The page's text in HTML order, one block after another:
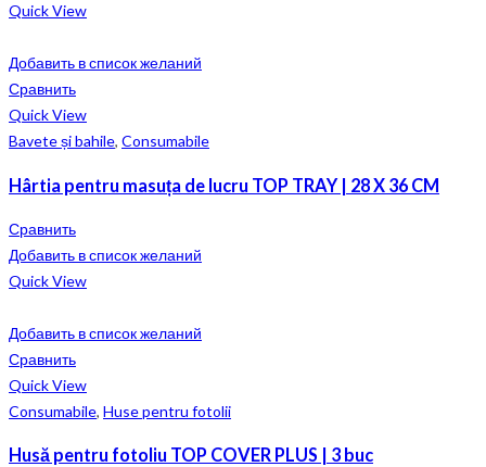
Quick View
Добавить в список желаний
Сравнить
Quick View
Bavete și bahile, Consumabile
Hârtia pentru masuța de lucru TOP TRAY | 28 X 36 CM
Сравнить
Добавить в список желаний
Quick View
Добавить в список желаний
Сравнить
Quick View
Consumabile, Huse pentru fotolii
Husă pentru fotoliu TOP COVER PLUS | 3 buc